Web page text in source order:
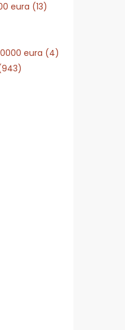
eura (13)
eura (4)